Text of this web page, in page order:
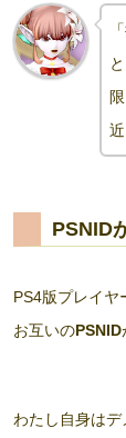
PSNID
PS4版プレイヤ
お互いのPSNID
わたし自身はデ